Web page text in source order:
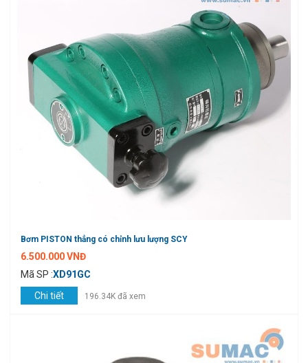
Bơm PISTON thẳng có chỉnh lưu lượng SCY
6.500.000 VNĐ
Mã SP :XD91GC
Chi tiết
196.34K đã xem